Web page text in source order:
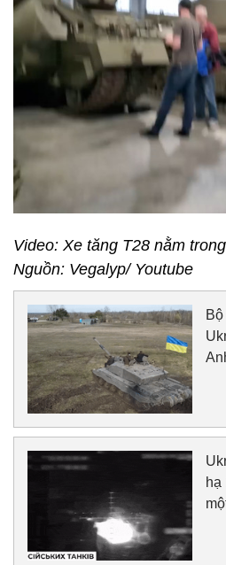
Video: Xe tăng T28 nằm
Nguồn: Vegalyp/ Youtube
hạ